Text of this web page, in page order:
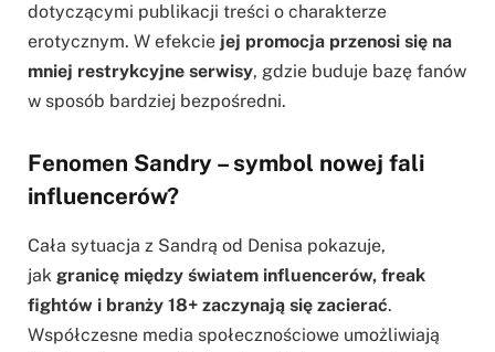
dotyczącymi publikacji treści o charakterze
erotycznym. W efekcie jej promocja przenosi się na
mniej restrykcyjne serwisy, gdzie buduje bazę fanów
w sposób bardziej bezpośredni.
Fenomen Sandry – symbol nowej fali
influencerów?
Cała sytuacja z Sandrą od Denisa pokazuje,
jak granicę między światem influencerów, freak
fightów i branży 18+ zaczynają się zacierać.
Współczesne media społecznościowe umożliwiają